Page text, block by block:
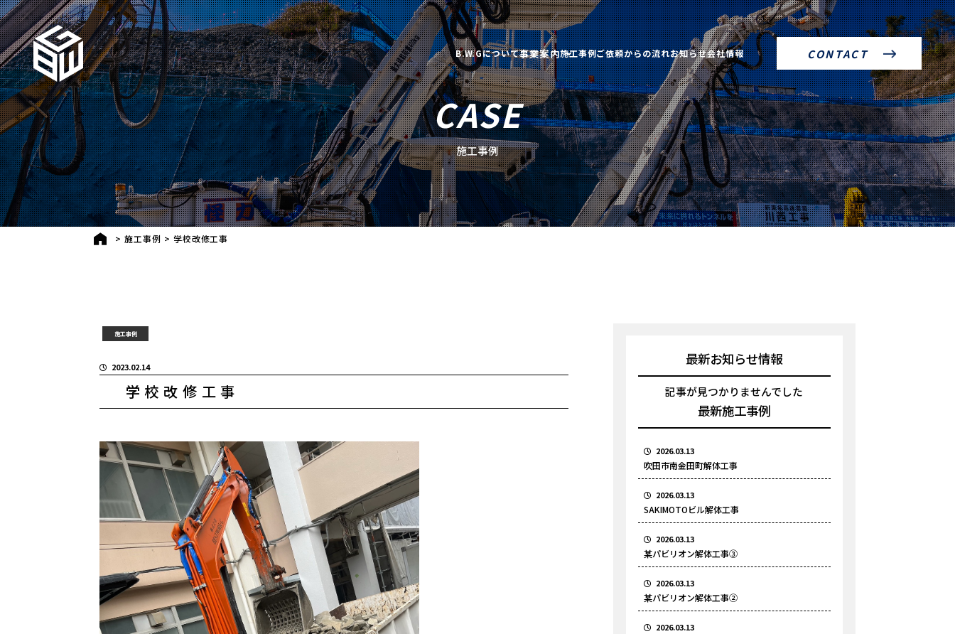
B.W.Gについて事業案内施工事例ご依頼からの流れお知らせ会社情報
CASE
施工事例
> 施工事例 > 学校改修工事
施工事例
2023.02.14
学校改修工事
最新お知らせ情報
記事が見つかりませんでした
最新施工事例
2026.03.13
吹田市南金田町解体工事
2026.03.13
SAKIMOTOビル解体工事
2026.03.13
某パビリオン解体工事③
2026.03.13
某パビリオン解体工事②
2026.03.13